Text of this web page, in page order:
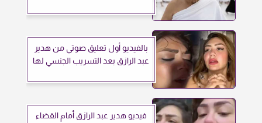
بالفيديو أول تعليق صوتي من هدير
عبد الرازق بعد التسريب الجنسي لها
فيديو هدير عبد الرازق أمام القضاء